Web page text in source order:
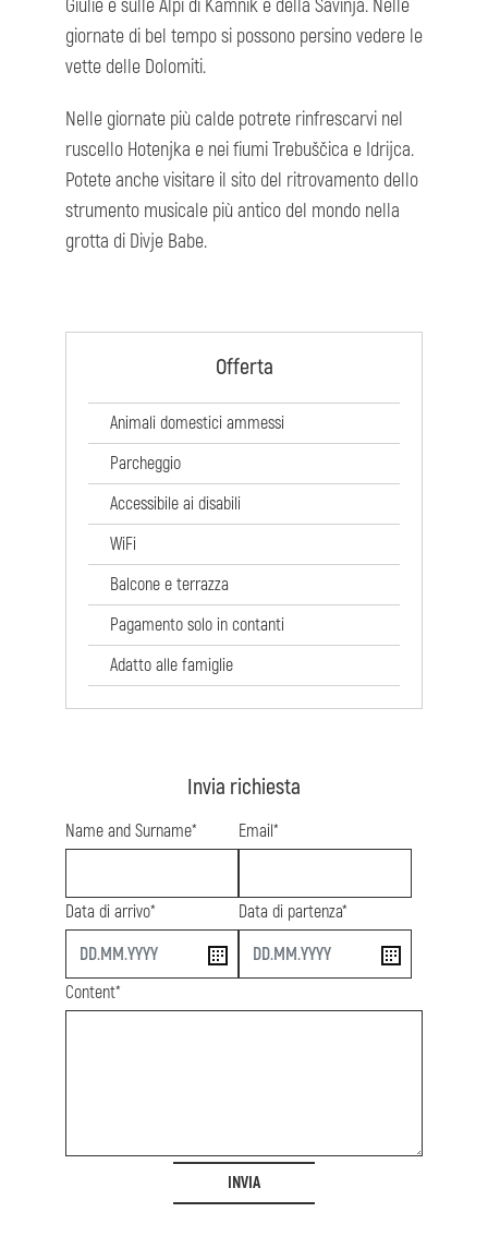
Giulie e sulle Alpi di Kamnik e della Savinja. Nelle
giornate di bel tempo si possono persino vedere le
vette delle Dolomiti.
Nelle giornate più calde potrete rinfrescarvi nel
ruscello Hotenjka e nei fiumi Trebuščica e Idrijca.
Potete anche visitare il sito del ritrovamento dello
strumento musicale più antico del mondo nella
grotta di Divje Babe.
Offerta
Animali domestici ammessi
Parcheggio
Accessibile ai disabili
WiFi
Balcone e terrazza
Pagamento solo in contanti
Adatto alle famiglie
Invia richiesta
Name and Surname* Email*
Data di arrivo*
start
Data di partenza*
end
Content*
INVIA